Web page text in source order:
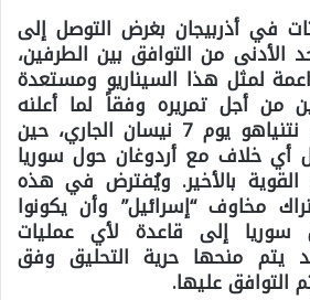
في أذربيجان بغرض التوصل إلى
الأدنى من التوافق بين الطرفين،
لمثل هذا السيناريو ومستعدة
من أجل تمريره وفقاً لما أعلنه
ترامب في لقائه مع نتنياهو يوم 7 نيسان الجاري، حين
أي خلاف مع أردوغان حول سوريا
القوية بالأخير. ويُفترض في هذه
مخاوف “إسرائيل” وأن يكونوا
سوريا إلى قاعدة لأي عمليات
يتم منحها حرية التحليق وفق
التوافق عليها.